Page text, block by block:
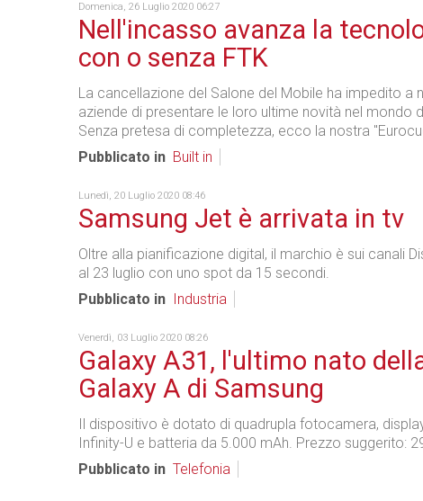
Domenica, 26 Luglio 2020 06:27
Nell'incasso avanza la
con o senza FTK
La cancellazione del Salone del Mobile ha impedito a
aziende di presentare le loro ultime novità nel mondo
Senza pretesa di completezza, ecco la nostra
Pubblicato in Built in
Lunedì, 20 Luglio 2020 08:46
Samsung Jet è arrivata in tv
Oltre alla pianificazione digital, il marchio è sui canali
al 23 luglio con uno spot da 15 secondi.
Pubblicato in
Industria
Venerdì, 03 Luglio 2020 08:26
Galaxy A31, l'ultimo nato
Galaxy A di Samsung
Il dispositivo è dotato di quadrupla fotocamera,
Infinity-U e batteria da 5.000 mAh. Prezzo suggerito:
Pubblicato in Telefonia